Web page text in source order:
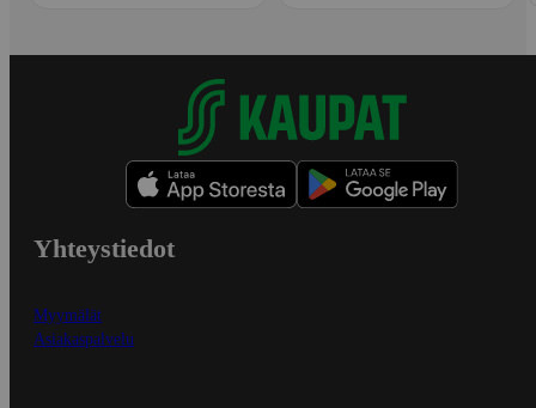
Yhteystiedot
Myymälät
Asiakaspalvelu